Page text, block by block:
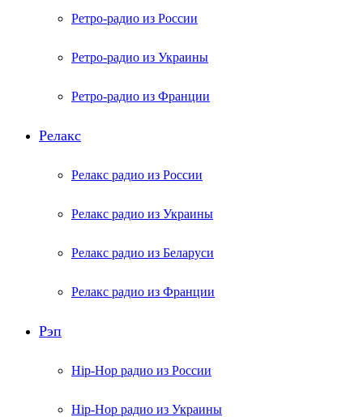
Ретро-радио из России
Ретро-радио из Украины
Ретро-радио из Франции
Релакс
Релакс радио из России
Релакс радио из Украины
Релакс радио из Беларуси
Релакс радио из Франции
Рэп
Hip-Hop радио из России
Hip-Hop радио из Украины